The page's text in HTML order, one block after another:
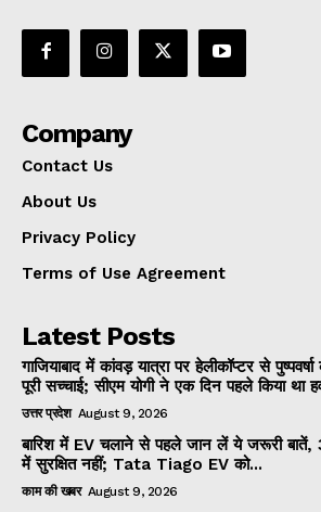
Company
Contact Us
About Us
Privacy Policy
Terms of Use Agreement
Latest Posts
गाजियाबाद में कांवड़ यात्रा पर हेलीकॉप्टर से
पूरी सच्चाई; सीएम योगी ने एक दिन पहले किया था
उत्तर प्रदेश August 9, 2026
बारिश में EV चलाने से पहले जान लें ये जरूरी बातें,
में सुरक्षित नहीं; Tata Tiago EV को...
काम की खबर August 9, 2026